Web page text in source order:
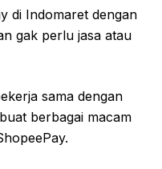
di Indomaret dengan
gak perlu jasa atau
sama dengan
berbagai macam